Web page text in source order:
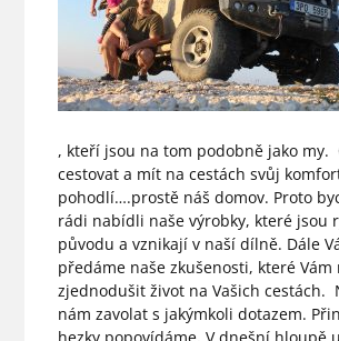
, kteří jsou na tom podobně jako my.
cestovat a mít na cestách svůj
pohodlí….prostě náš domov. Proto
rádi nabídli naše výrobky, které jsou
původu a vznikají v naší dílně. Dále
předáme naše zkušenosti, které Vám
zjednodušit život na Vašich cestách.
nám zavolat s jakýmkoli dotazem.